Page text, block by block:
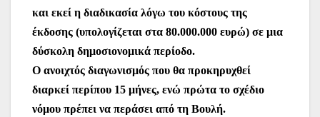
και εκεί η διαδικασία λόγω του κόστους της
έκδοσης (υπολογίζεται στα 80.000.000 ευρώ) σε μια
δύσκολη δημοσιονομικά περίοδο.
Ο ανοιχτός διαγωνισμός που θα προκηρυχθεί
διαρκεί περίπου 15 μήνες, ενώ πρώτα το σχέδιο
νόμου πρέπει να περάσει από τη Βουλή.